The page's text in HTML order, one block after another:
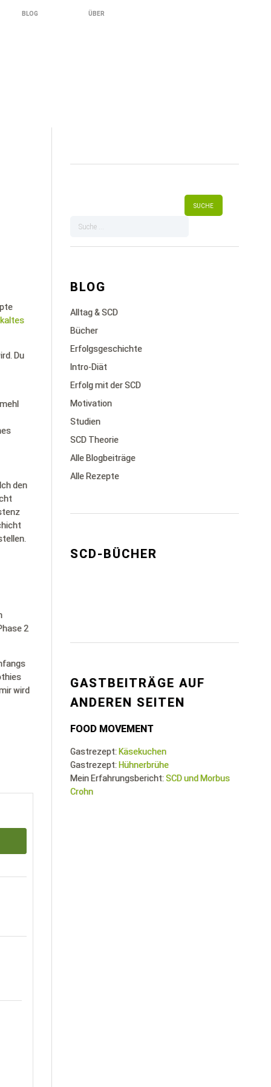
BLOG ÜBER
kaltes
Du
den
2
wird
BLOG
Alltag & SCD
Bücher
Erfolgsgeschichte
Intro-Diät
Erfolg mit der SCD
Motivation
Studien
SCD Theorie
Alle Blogbeiträge
Alle Rezepte
SCD-BÜCHER
GASTBEITRÄGE AUF
ANDEREN SEITEN
FOOD MOVEMENT
Gastrezept: Käsekuchen
Gastrezept: Hühnerbrühe
Mein Erfahrungsbericht:SCD und Morbus
Crohn